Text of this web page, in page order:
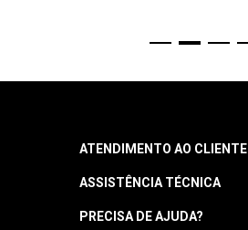
ATENDIMENTO AO CLIENTE
Central de Atendimento
Sexta: 8h às 17h
ASSISTÊNCIA TÉCNICA
Garantia
PRECISA DE AJUDA?